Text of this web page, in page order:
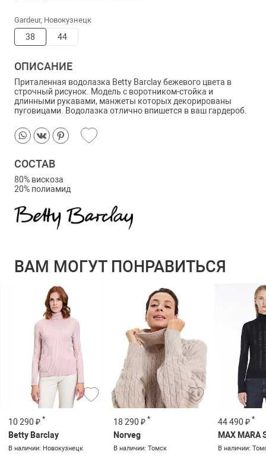
Gardeur, Новокузнецк
38 44
ОПИСАНИЕ
Приталенная водолазка Betty Barclay бежевого цвета в
строчный рисунок. Модель с воротником-стойка и
длинными рукавами, манжеты которых декорированы
пуговицами. Водолазка отлично впишется в ваш гардероб.
СОСТАВ
80% вискоза
20% полиамид
ВАМ МОГУТ ПОНРАВИТЬСЯ
10 290 ₽ *
Betty Barclay
В наличии: Новокузнецк
18 290 ₽ *
Norveg
В наличии: Томск
44 490 ₽ *
MAX MARA
В наличии: